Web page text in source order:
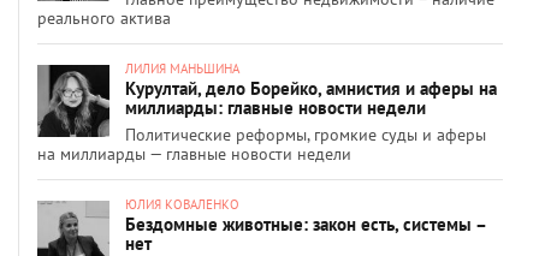
реального актива
ЛИЛИЯ МАНЬШИНА
Курултай, дело Борейко, амнистия и аферы на
миллиарды: главные новости недели
Политические реформы, громкие суды и аферы
на миллиарды — главные новости недели
ЮЛИЯ КОВАЛЕНКО
Бездомные животные: закон есть, системы –
нет